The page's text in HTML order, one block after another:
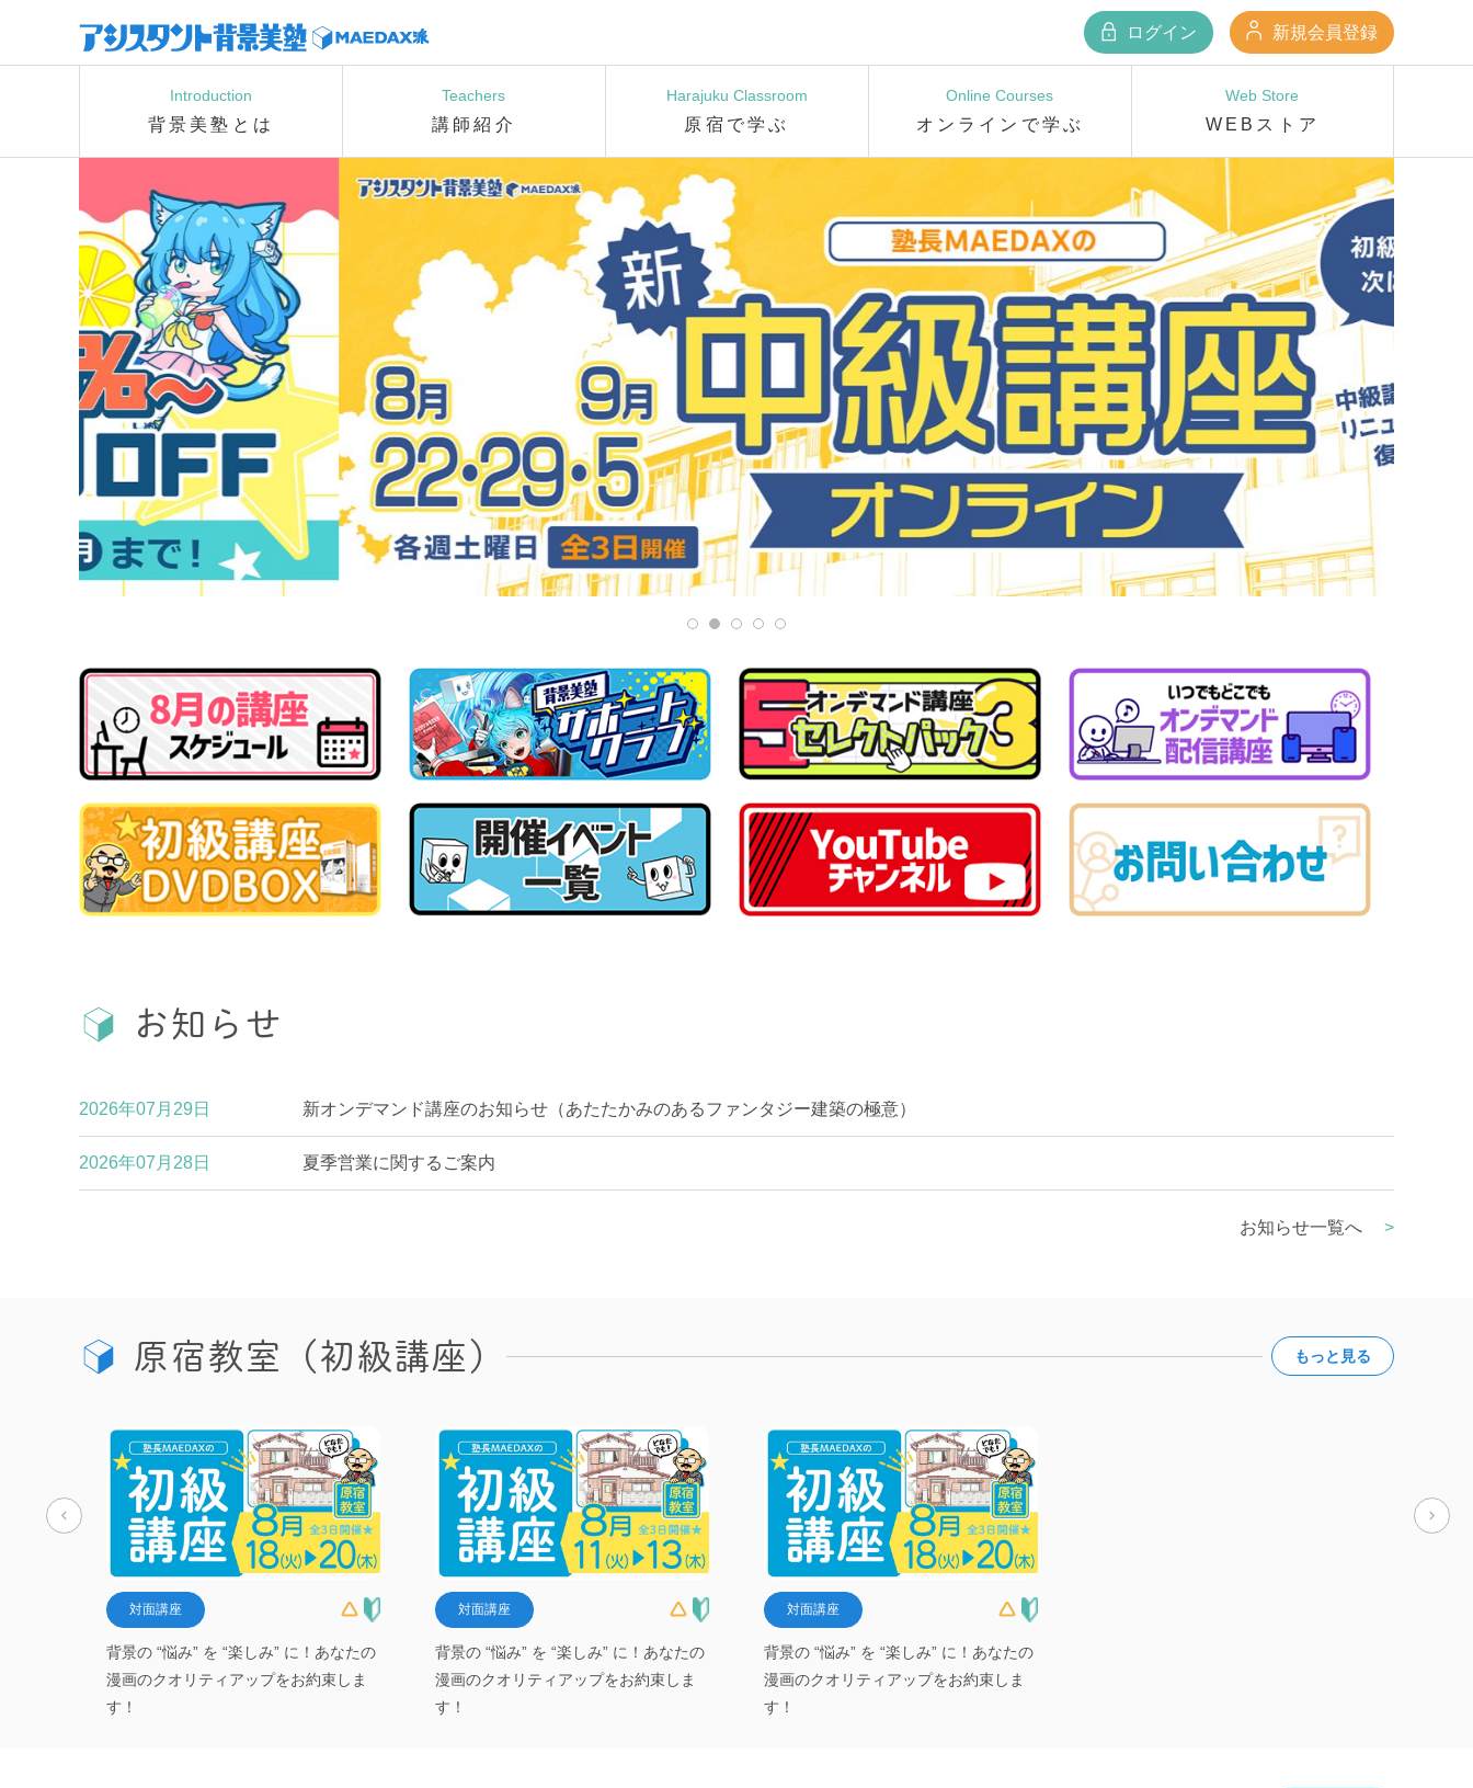
ログイン 新規会員登録
Introduction
背景美塾とは
Teachers
講師紹介
Harajuku Classroom
原宿で学ぶ
Online Courses
オンラインで学ぶ
Web Store
WEBストア
お知らせ
2026年07月29日 新オンデマンド講座のお知らせ（あたたかみのあるファンタジー建築の極意）
2026年07月28日 夏季営業に関するご案内
お知らせ一覧へ >
原宿教室（初級講座） もっと見る
対面講座
背景の “悩み” を “楽しみ” に！あなたの
漫画のクオリティアップをお約束しま
す！
対面講座
背景の “悩み” を “楽しみ” に！あなたの
漫画のクオリティアップをお約束しま
す！
対面講座
背景の “悩み” を “楽しみ” に！あなたの
漫画のクオリティアップをお約束しま
す！